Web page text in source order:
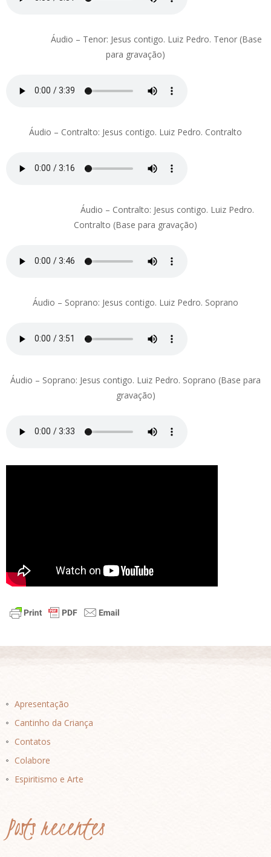
Áudio – Tenor: Jesus contigo. Luiz Pedro. Tenor (Base
para gravação)
Áudio – Contralto: Jesus contigo. Luiz Pedro. Contralto
Áudio – Contralto: Jesus contigo. Luiz Pedro.
Contralto (Base para gravação)
Áudio – Soprano: Jesus contigo. Luiz Pedro. Soprano
Áudio – Soprano: Jesus contigo. Luiz Pedro. Soprano (Base para
gravação)
Apresentação
Cantinho da Criança
Contatos
Colabore
Espiritismo e Arte
Posts recentes